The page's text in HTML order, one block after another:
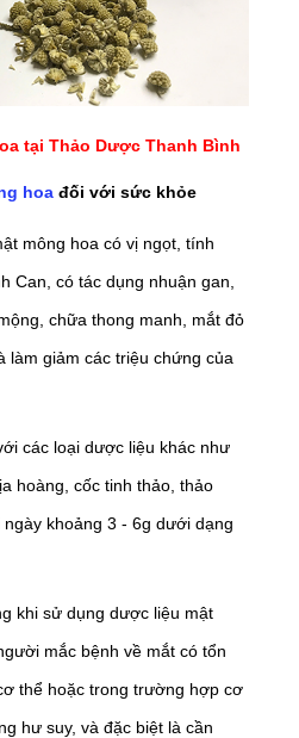
tại Thảo Dược Thanh Bình
hoa đối với sức khỏe
mông hoa có vị ngọt, tính
Can, có tác dụng nhuận gan,
chữa thong manh, mắt đỏ
làm giảm các triệu chứng của
các loại dược liệu khác như
hoàng, cốc tinh thảo, thảo
khoảng 3 - 6g dưới dạng
khi sử dụng dược liệu mật
mắc bệnh về mắt có tổn
thể hoặc trong trường hợp cơ
hư suy, và đặc biệt là cần